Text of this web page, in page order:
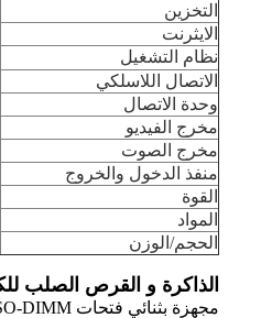
التخزين
الايثرنت
نظام التشغيل
الاتصال اللاسلكي
وحدة الاتصال
مخرج الفيديو
مخرج الصوت
منفذ الدخول والخروج
القوة
المواد
الحجم/الوزن
الذاكرة و القرص الصلب